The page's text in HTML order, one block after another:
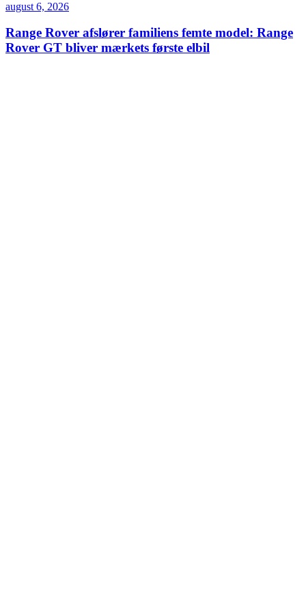
august 6, 2026
Range Rover afslører familiens femte model: Range
Rover GT bliver mærkets første elbil